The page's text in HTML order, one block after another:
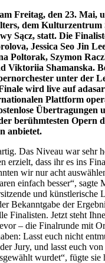
Freitag, den 23. Mai,
dem
Sącz, statt. Die
Jessica Seo Jin
Poltorak, Szymon
Viktoriia Shamanska.
unter der
wird live auf
Plattform
Übertragungen
berühmtesten Opern
anbietet.
Das Niveau war sehr
erzielt, dass ihr es ins
wir nur acht
einfach besser“, sagte
und künstlerische
Bekanntgabe der
Finalisten. Jetzt steht
– die Finalrunde mit
Lasst euch nicht
Jury, und lasst euch
wurdet“, fügte sie